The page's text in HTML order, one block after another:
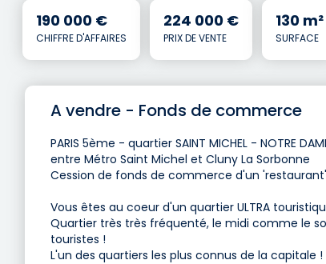
190 000 €
CHIFFRE D'AFFAIRES
224 000 €
PRIX DE VENTE
130 m²
SURFACE
A vendre - Fonds de commerce
PARIS 5ème - quartier SAINT MICHEL - NOTRE
entre Métro Saint Michel et Cluny La Sorbonne
Cession de fonds de commerce d'un 'restaurant'
Vous êtes au coeur d'un quartier ULTRA
Quartier très très fréquenté, le midi comme le
touristes !
L'un des quartiers les plus connus de la capitale !